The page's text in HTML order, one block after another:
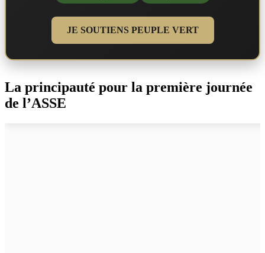
JE SOUTIENS PEUPLE VERT
La principauté pour la première journée
de l’ASSE